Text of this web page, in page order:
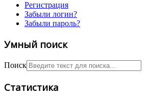
Регистрация
Забыли логин?
Забыли пароль?
Умный поиск
Поиск
Статистика